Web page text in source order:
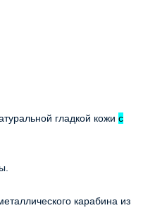
гладкой кожи с
карабина из